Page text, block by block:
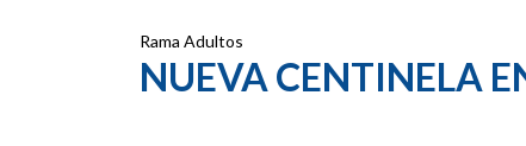
Rama Adultos
NUEVA CENTINELA